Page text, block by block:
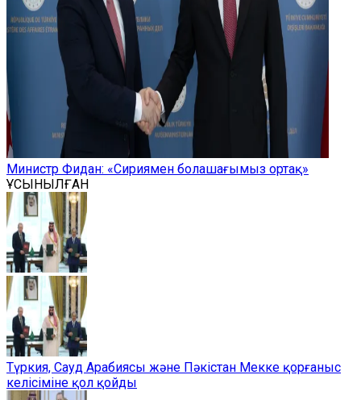
Министр Фидан: «Сириямен болашағымыз ортақ»
ҰСЫНЫЛҒАН
Түркия, Сауд Арабиясы және Пәкістан Мекке қорғаныс
келісіміне қол қойды